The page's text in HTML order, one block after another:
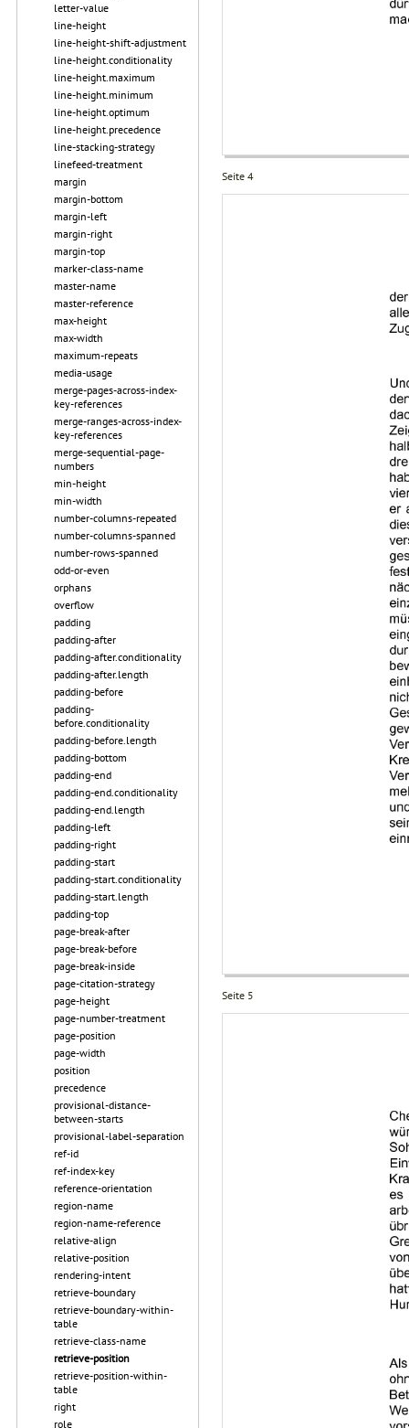
letter-value
line-height
line-height-shift-adjustment
line-height.conditionality
line-height.maximum
line-height.minimum
line-height.optimum
line-height.precedence
line-stacking-strategy
linefeed-treatment
margin
margin-bottom
margin-left
margin-right
margin-top
marker-class-name
master-name
master-reference
max-height
max-width
maximum-repeats
media-usage
merge-pages-across-index-
key-references
merge-ranges-across-index-
key-references
merge-sequential-page-
numbers
min-height
min-width
number-columns-repeated
number-columns-spanned
number-rows-spanned
odd-or-even
orphans
overflow
padding
padding-after
padding-after.conditionality
padding-after.length
padding-before
padding-
before.conditionality
padding-before.length
padding-bottom
padding-end
padding-end.conditionality
padding-end.length
padding-left
padding-right
padding-start
padding-start.conditionality
padding-start.length
padding-top
page-break-after
page-break-before
page-break-inside
page-citation-strategy
page-height
page-number-treatment
page-position
page-width
position
precedence
provisional-distance-
between-starts
provisional-label-separation
ref-id
ref-index-key
reference-orientation
region-name
region-name-reference
relative-align
relative-position
rendering-intent
retrieve-boundary
retrieve-boundary-within-
table
retrieve-class-name
retrieve-position
retrieve-position-within-
table
right
role
Seite 4
Seite 5